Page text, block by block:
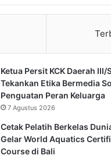
Ketua Persit KCK Daerah
Tekankan Etika Bermedia
Penguatan Peran Keluarga
7 Agustus 2026
Cetak Pelatih Berkelas
Gelar World Aquatics
Course di Bali